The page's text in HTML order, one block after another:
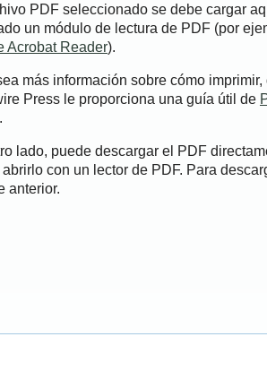
PDF seleccionado se debe cargar
un módulo de lectura de PDF (por
Acrobat Reader).
más información sobre cómo
Press le proporciona una guía útil de
.
lado, puede descargar el PDF
abrirlo con un lector de PDF. Para
anterior.